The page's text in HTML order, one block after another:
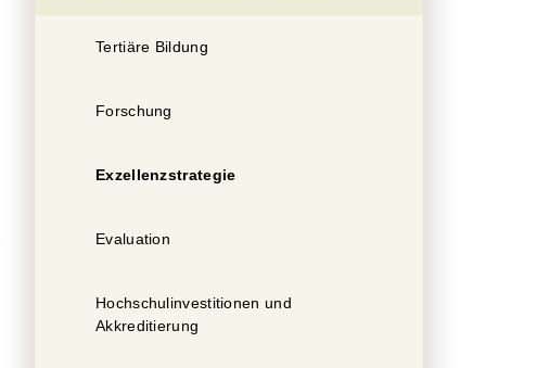
Tertiäre Bildung
Forschung
Exzellenzstrategie
Evaluation
Hochschulinvestitionen und
Akkreditierung